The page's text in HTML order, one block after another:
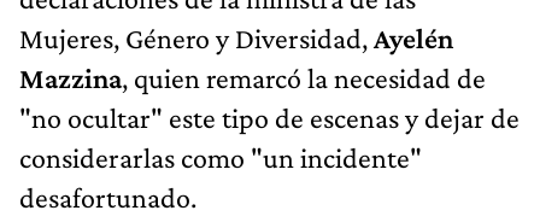
Mujeres, Género y Diversidad,Ayelén
Mazzina, quien remarcó la necesidad de
"no ocultar" este tipo de escenas y dejar de
considerarlas como "un incidente"
desafortunado.